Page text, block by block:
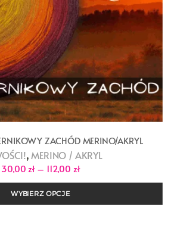
ZACHÓD MERINO/AKRYL
,MERINO / AKRYL
30,00zł – 112,00 złZakres
od
do
WYBIERZ OPCJE